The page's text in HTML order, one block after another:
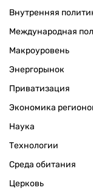
Внутренняя
Международная
Макроуровень
Энергорынок
Приватизация
Экономика
Наука
Технологии
Среда обитания
Церковь